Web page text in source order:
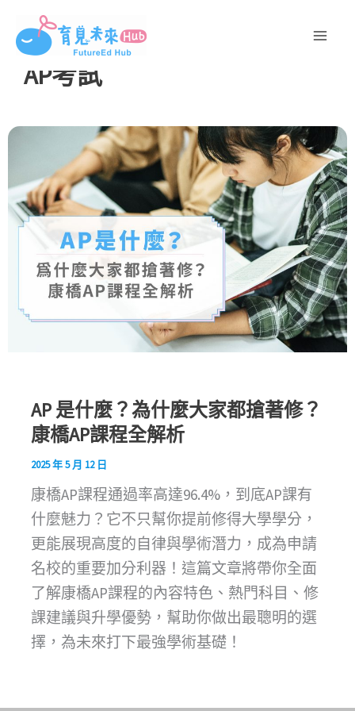
容
AP考試
AP 是什麼？為什麼大家都搶著修？
康橋AP課程全解析
2025 年 5 月 12 日
康橋AP課程通過率高達96.4%，到底AP課有
什麼魅力？它不只幫你提前修得大學學分，
更能展現高度的自律與學術潛力，成為申請
名校的重要加分利器！這篇文章將帶你全面
了解康橋AP課程的內容特色、熱門科目、修
課建議與升學優勢，幫助你做出最聰明的選
擇，為未來打下最強學術基礎！